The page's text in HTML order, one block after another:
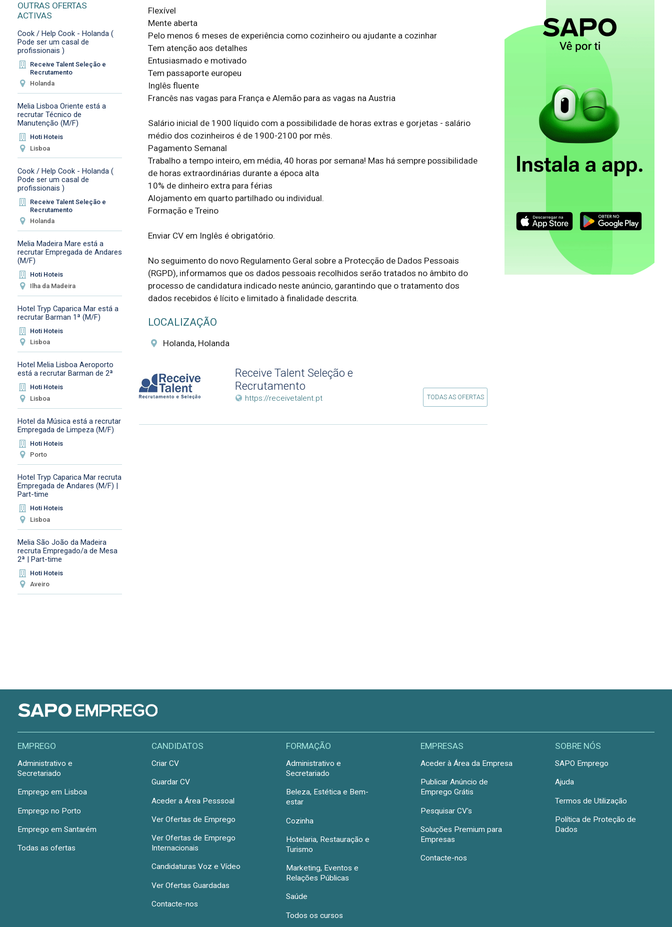
OUTRAS OFERTAS
ACTIVAS
Cook / Help Cook - Holanda (
Pode ser um casal de
profissionais )
Receive Talent Seleção e
Recrutamento
Holanda
Melia Lisboa Oriente está a
recrutar Técnico de
Manutenção (M/F)
Hoti Hoteis
Lisboa
Cook / Help Cook - Holanda (
Pode ser um casal de
profissionais )
Receive Talent Seleção e
Recrutamento
Holanda
Melia Madeira Mare está a
recrutar Empregada de Andares
(M/F)
Hoti Hoteis
Ilha da Madeira
Hotel Tryp Caparica Mar está a
recrutar Barman 1ª (M/F)
Hoti Hoteis
Lisboa
Hotel Melia Lisboa Aeroporto
está a recrutar Barman de 2ª
Hoti Hoteis
Lisboa
Hotel da Música está a recrutar
Empregada de Limpeza (M/F)
Hoti Hoteis
Porto
Hotel Tryp Caparica Mar recruta
Empregada de Andares (M/F) |
Part-time
Hoti Hoteis
Lisboa
Melia São João da Madeira
recruta Empregado/a de Mesa
2ª | Part-time
Hoti Hoteis
Aveiro
Flexível
Mente aberta
Pelo menos 6 meses de experiência como cozinheiro ou ajudante a cozinhar
Tem atenção aos detalhes
Entusiasmado e motivado
Tem passaporte europeu
Inglês fluente
Francês nas vagas para França e Alemão para as vagas na Austria
Salário inicial de 1900 líquido com a possibilidade de horas extras e gorjetas - salário
médio dos cozinheiros é de 1900-2100 por mês.
Pagamento Semanal
Trabalho a tempo inteiro, em média, 40 horas por semana! Mas há sempre possibilidade
de horas extraordinárias durante a época alta
10% de dinheiro extra para férias
Alojamento em quarto partilhado ou individual.
Formação e Treino
Enviar CV em Inglês é obrigatório.
No seguimento do novo Regulamento Geral sobre a Protecção de Dados Pessoais
(RGPD), informamos que os dados pessoais recolhidos serão tratados no âmbito do
processo de candidatura indicado neste anúncio, garantindo que o tratamento dos
dados recebidos é lícito e limitado à finalidade descrita.
LOCALIZAÇÃO
Holanda, Holanda
Receive Talent Seleção e
Recrutamento
https://receivetalent.pt TODAS AS OFERTAS
EMPREGO
Administrativo e
Secretariado
Emprego em Lisboa
Emprego no Porto
Emprego em Santarém
Todas as ofertas
CANDIDATOS
Criar CV
Guardar CV
Aceder a Área Pesssoal
Ver Ofertas de Emprego
Ver Ofertas de Emprego
Internacionais
Candidaturas Voz e Vídeo
Ver Ofertas Guardadas
Contacte-nos
FORMAÇÃO
Administrativo e
Secretariado
Beleza, Estética e Bem-
estar
Cozinha
Hotelaria, Restauração e
Turismo
Marketing, Eventos e
Relações Públicas
Saúde
Todos os cursos
EMPRESAS
Aceder à Área da Empresa
Publicar Anúncio de
Emprego Grátis
Pesquisar CV's
Soluções Premium para
Empresas
Contacte-nos
SOBRE NÓS
SAPO Emprego
Ajuda
Termos de Utilização
Política de Proteção de
Dados